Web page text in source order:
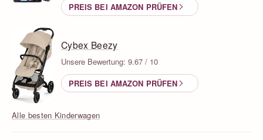
PREIS BEI AMAZON PRÜFEN
Cybex Beezy
Unsere Bewertung: 9.67 / 10
PREIS BEI AMAZON PRÜFEN
Alle besten Kinderwagen